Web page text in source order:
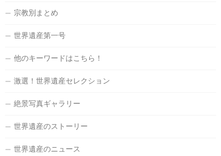
宗教別まとめ
世界遺産第一号
他のキーワードはこちら！
激選！世界遺産セレクション
絶景写真ギャラリー
世界遺産のストーリー
世界遺産のニュース